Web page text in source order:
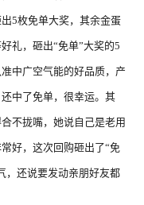
5枚免单大奖，其余金蛋
礼，砸出“免单”大奖的5
中广空气能的好品质，产
中了免单，很幸运。其
不拢嘴，她说自己是老用
好，这次回购砸出了“免
，还说要发动亲朋好友都